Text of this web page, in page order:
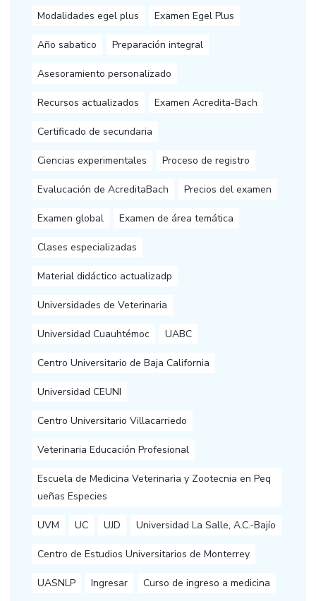
Modalidades egel plus Examen Egel Plus
Año sabatico Preparación integral
Asesoramiento personalizado
Recursos actualizados Examen Acredita-Bach
Certificado de secundaria
Ciencias experimentales Proceso de registro
Evalucación de AcreditaBach Precios del examen
Examen global Examen de área temática
Clases especializadas
Material didáctico actualizadp
Universidades de Veterinaria
Universidad Cuauhtémoc UABC
Centro Universitario de Baja California
Universidad CEUNI
Centro Universitario Villacarriedo
Veterinaria Educación Profesional
Escuela de Medicina Veterinaria y Zootecnia en Peq
ueñas Especies
UVM UC UJD Universidad La Salle, A.C.-Bajío
Centro de Estudios Universitarios de Monterrey
UASNLP Ingresar Curso de ingreso a medicina